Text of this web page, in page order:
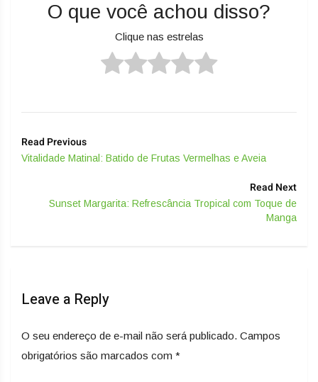
O que você achou disso?
Clique nas estrelas
Read Previous
Vitalidade Matinal: Batido de Frutas Vermelhas e Aveia
Read Next
Sunset Margarita: Refrescância Tropical com Toque de
Manga
Leave a Reply
O seu endereço de e-mail não será publicado. Campos
obrigatórios são marcados com *